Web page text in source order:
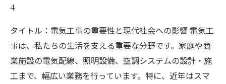
4
タイトル：電気工事の重要性と現代社会への影響 電気工
事は、私たちの生活を支える重要な分野です。家庭や商
業施設の電気配線、照明設備、空調システムの設計・施
工まで、幅広い業務を行っています。特に、近年はスマ